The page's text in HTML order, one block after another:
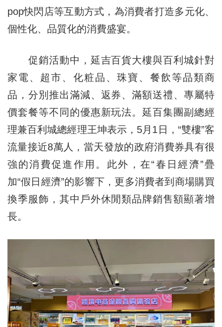
pop快閃店等互動方式，為消費者打造多元化、
個性化、品質化的消費盛宴。
促銷活動中，延吉百貨大樓與百利城針對
家電、超市、化粧品、珠寶、餐飲等品類商
品，分別推出滿減、返券、滿額送禮、專屬特
價套餐等不同的優惠新玩法。延百集團副總經
理兼百利城總經理王坤表示，5月1日，“雙樓”客
流量接近8萬人，當天發放的政府消費券具有很
強的消費促進作用。此外，在“春日經濟”疊
加“假日經濟”的影響下，更多消費者到商場購買
換季服飾，其中戶外休閒類品牌銷售額顯著增
長。